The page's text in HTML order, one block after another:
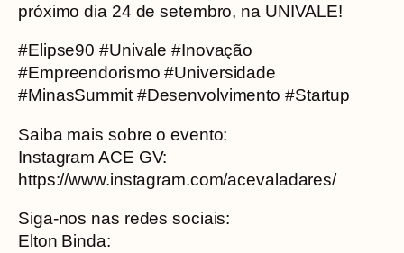
próximo dia 24 de setembro, na UNIVALE!
#Elipse90 #Univale #Inovação
#Empreendorismo #Universidade
#MinasSummit #Desenvolvimento #Startup
Saiba mais sobre o evento:
Instagram ACE GV:
https://www.instagram.com/acevaladares/
Siga-nos nas redes sociais:
Elton Binda: